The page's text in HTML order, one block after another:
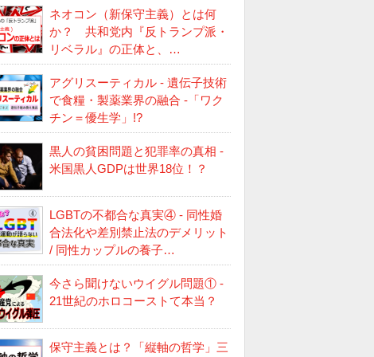
ネオコン（新保守主義）とは何
か？ 共和党内『反トランプ派・
リベラル』の正体と、…
アグリスーティカル - 遺伝子技術
で食糧・製薬業界の融合 -「ワク
チン＝優生学」!?
黒人の貧困問題と犯罪率の真相 -
米国黒人GDPは世界18位！？
LGBTの不都合な真実④ - 同性婚
合法化や差別禁止法のデメリット
/ 同性カップルの養子…
今さら聞けないウイグル問題① -
21世紀のホロコーストて本当？
保守主義とは？「縦軸の哲学」三